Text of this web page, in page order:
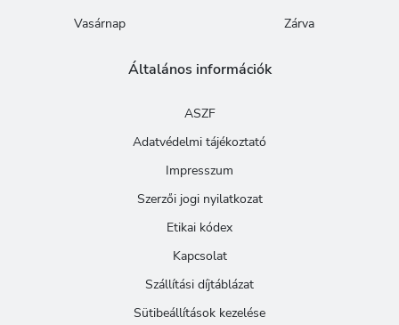
Vasárnap
Zárva
Általános információk
ASZF
Adatvédelmi tájékoztató
Impresszum
Szerzői jogi nyilatkozat
Etikai kódex
Kapcsolat
Szállítási díjtáblázat
Sütibeállítások kezelése